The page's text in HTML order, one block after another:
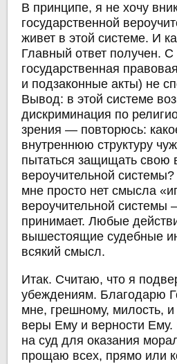
В принципе, я не хочу
государственной
живет в этой системе. И
Главный ответ получен.
государственная
и подзаконные акты) не
Вывод: в этой системе
дискриминация по
зрения — повторюсь:
внутреннюю структуру
пытаться защищать свою
вероучительной
мне просто нет смысла
вероучительной
принимает. Любые
вышестоящие судебные
всякий смысл.
Итак. Считаю, что я
убеждениям. Благодарю
мне, грешному, милость,
веры Ему и верности
на суд для оказания
прощаю всех, прямо или